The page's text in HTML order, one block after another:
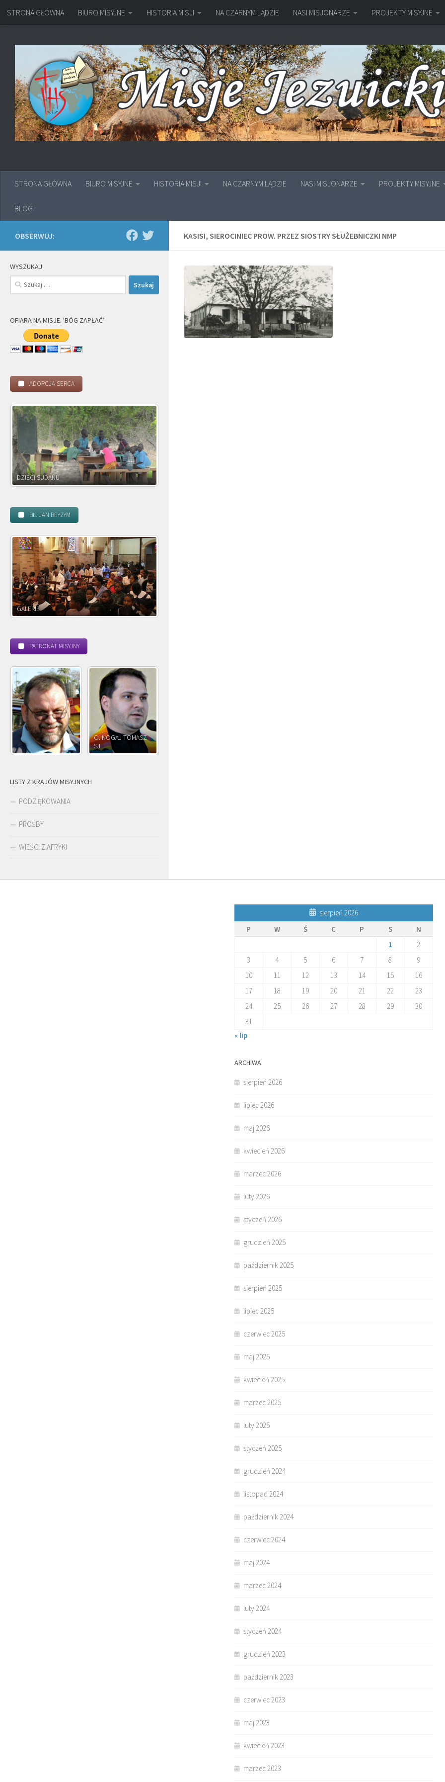
Przejdź do treści
STRONA GŁÓWNA BIURO MISYJNE HISTORIA MISJI NA CZARNYM LĄDZIE NASI MISJONARZE PROJEKTY MISYJNE
STRONA GŁÓWNA BIURO MISYJNE HISTORIA MISJI NA CZARNYM LĄDZIE NASI MISJONARZE PROJEKTY MISYJNE
BLOG
KASISI, SIEROCINIEC PROW. PRZEZ SIOSTRY SŁUŻEBNICZKI NMP
OBSERWUJ:
WYSZUKAJ
Szukaj:
OFIARA NA MISJE. 'BÓG ZAPŁAĆ’
ADOPCJA SERCA
DZIECI ZAMBII
BŁ. JAN BEYZYM
POWOŁANIE MISYJNE
PATRONAT MISYJNY
O. NOGAJ TOMASZ
SJ
O. JÓZEF OLEKSY SJ
LISTY Z KRAJÓW MISYJNYCH
PODZIĘKOWANIA
PROŚBY
WIEŚCI Z AFRYKI
sierpień 2026
P
W Ś C P S
N
1
2
3
4 5 6 7 8
9
10
11 12 13 14 15
16
17
18 19 20 21 22
23
24
25 26 27 28 29
30
31
« lip
ARCHIWA
sierpień 2026
lipiec 2026
maj 2026
kwiecień 2026
marzec 2026
luty 2026
styczeń 2026
grudzień 2025
październik 2025
sierpień 2025
lipiec 2025
czerwiec 2025
maj 2025
kwiecień 2025
marzec 2025
luty 2025
styczeń 2025
grudzień 2024
listopad 2024
październik 2024
czerwiec 2024
maj 2024
marzec 2024
luty 2024
styczeń 2024
grudzień 2023
październik 2023
czerwiec 2023
maj 2023
kwiecień 2023
marzec 2023